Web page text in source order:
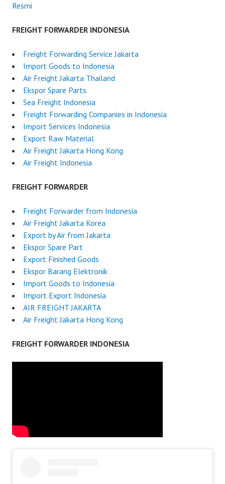
Resmi
FREIGHT FORWARDER INDONESIA
Freight Forwarding Service Jakarta
Import Goods to Indonesia
Air Freight Jakarta Thailand
Ekspor Spare Parts
Sea Freight Indonesia
Freight Forwarding Companies in Indonesia
Import Services Indonesia
Export Raw Material
Air Freight Jakarta Hong Kong
Air Freight Indonesia
FREIGHT FORWARDER
Freight Forwarder from Indonesia
Air Freight Jakarta Korea
Export by Air from Jakarta
Ekspor Spare Part
Export Finished Goods
Ekspor Barang Elektronik
Import Goods to Indonesia
Import Export Indonesia
AIR FREIGHT JAKARTA
Air Freight Jakarta Hong Kong
FREIGHT FORWARDER INDONESIA